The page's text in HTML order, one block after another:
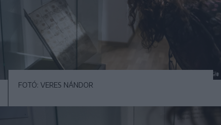
FOTÓ: VERES NÁNDOR